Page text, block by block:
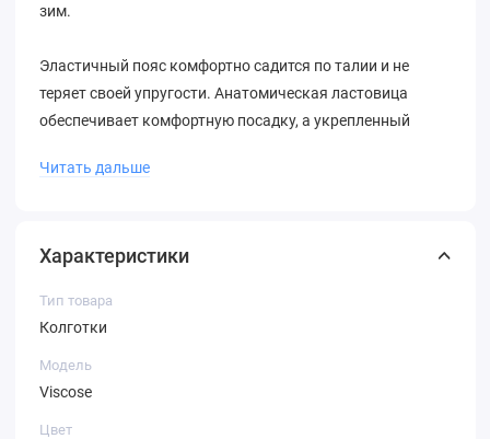
зим.
Эластичный пояс комфортно садится по талии и не
теряет своей упругости. Анатомическая ластовица
обеспечивает комфортную посадку, а укрепленный
безупречными.
Читать дальше
Характеристики
Тип товара
Колготки
Модель
Viscose
Цвет